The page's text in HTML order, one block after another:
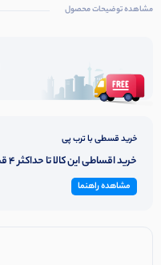
مشاهده توضیحات محصول
خرید قسطی با ترب پی
خرید اقساطی این کالا تا حداکثر 4 قسط
مشاهده راهنما